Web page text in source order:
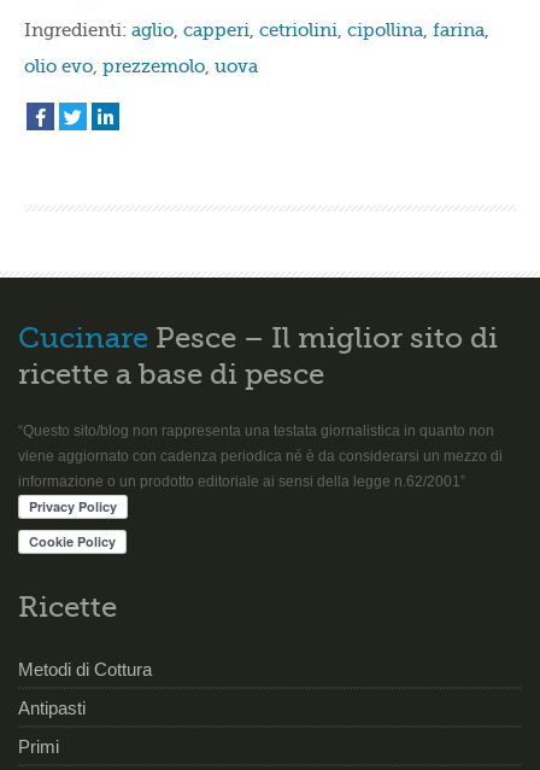
Ingredienti: aglio, capperi, cetriolini, cipollina, farina,
olio evo, prezzemolo, uova
Cucinare Pesce – Il miglior sito di
ricette a base di pesce
“Questo sito/blog non rappresenta una testata giornalistica in quanto non
viene aggiornato con cadenza periodica né è da considerarsi un mezzo di
informazione o un prodotto editoriale ai sensi della legge n.62/2001”
Ricette
Metodi di Cottura
Antipasti
Primi